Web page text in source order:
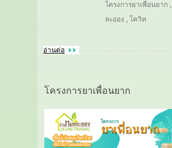
โครงการยาเพื่อนยาก,
ละออง , โควิท
อ่านต่อ
โครงการยาเพื่อนยาก